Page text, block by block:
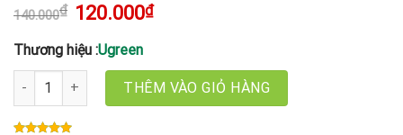
140.000₫
Giá
gốc
140.000₫.
120.000₫Giá
hiện
Thương hiệu :Ugreen
Cáp mạng Cat 8 Ugreen 80430 dài 1.5m đúc sẵn 2 đầu S/FTP
THÊM VÀO GIỎ HÀNG